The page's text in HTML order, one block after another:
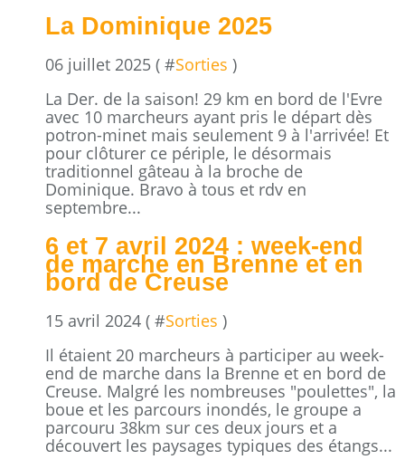
La Dominique 2025
06 juillet 2025 ( #Sorties )
La Der. de la saison! 29 km en bord de l'Evre
avec 10 marcheurs ayant pris le départ dès
potron-minet mais seulement 9 à l'arrivée! Et
pour clôturer ce périple, le désormais
traditionnel gâteau à la broche de
Dominique. Bravo à tous et rdv en
septembre...
6 et 7 avril 2024 : week-end
de marche en Brenne et en
bord de Creuse
15 avril 2024 ( #Sorties )
Il étaient 20 marcheurs à participer au week-
end de marche dans la Brenne et en bord de
Creuse. Malgré les nombreuses "poulettes", la
boue et les parcours inondés, le groupe a
parcouru 38km sur ces deux jours et a
découvert les paysages typiques des étangs...